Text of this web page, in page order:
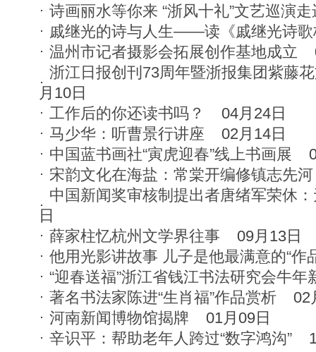
诗画丽水等你来 “浙风十礼”文艺巡演
戚继光的诗与人生——读《戚继光诗歌
温州市记者摄影会拓展创作基地成立
浙江日报创刊73周年暨浙报集团紫藤
月10日
工作后的你还读书吗？
04月24日
马少华：听曹景行讲座
02月14日
中国蓝书画社“寅虎迎春”线上书画展
宋韵文化在海盐：常棠开编修镇志先河
中国新闻奖审核制提出者唐绪军荣休
日
薛家柱忆杭州文学界往事
09月13日
他用光影讲故事 儿子是他最满意的“作
“迎春送福”浙江省钱江书法研究会牛年
著名书法家陈进“生肖福”作品赏析
02
河南新闻博物馆揭牌
01月09日
辛识平：帮助老年人跨过“数字鸿沟”